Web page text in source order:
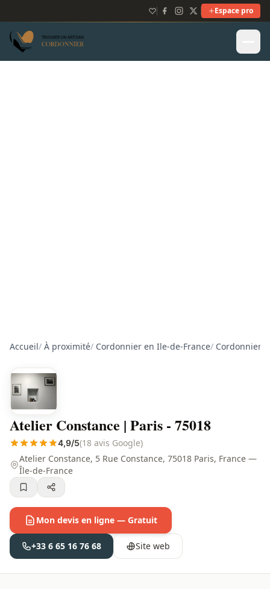
Espace pro
Accueil/ À proximité/ Cordonnier en Ile-de-France/ Cordonnier
Atelier Constance | Paris - 75018
4,9/5(18 avis Google)
Atelier Constance, 5 Rue Constance, 75018 Paris, France —
Île-de-France
Mon devis en ligne — Gratuit
+33 6 65 16 76 68 Site web